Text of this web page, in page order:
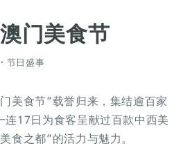
门美食节
节日盛事
美食节”载誉归来，集结逾百家
连17日为食客呈献过百款中西美
食之都”的活力与魅力。